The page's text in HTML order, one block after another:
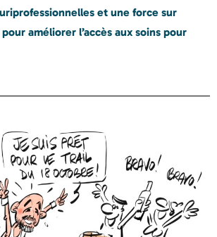
et une force sur
améliorer l’accès aux soins pour